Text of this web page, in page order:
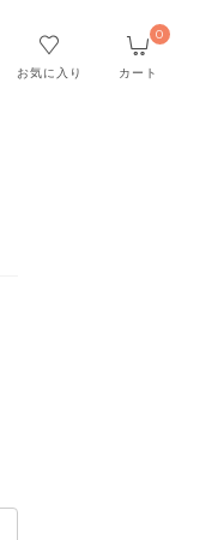
お気に入り カート
0